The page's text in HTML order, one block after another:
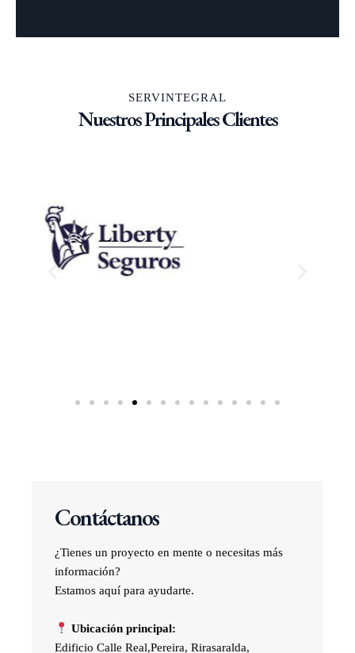
SERVINTEGRAL
Nuestros Principales Clientes
Contáctanos
¿Tienes un proyecto en mente o necesitas más
información?
Estamos aquí para ayudarte.
Ubicación principal:
Edificio Calle Real,Pereira, Rirasaralda,